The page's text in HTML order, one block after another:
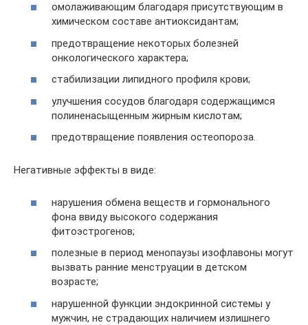
омолаживающим благодаря присутствующим в
химическом составе антиоксидантам;
предотвращение некоторых болезней
онкологического характера;
стабилизации липидного профиля крови;
улучшения сосудов благодаря содержащимся
полиненасыщенным жирным кислотам;
предотвращение появления остеопороза.
Негативные эффекты в виде:
нарушения обмена веществ и гормонального
фона ввиду высокого содержания
фитоэстрогенов;
полезные в период менопаузы изофлавоны могут
вызвать ранние менструации в детском
возрасте;
нарушенной функции эндокринной системы у
мужчин, не страдающих наличием излишнего